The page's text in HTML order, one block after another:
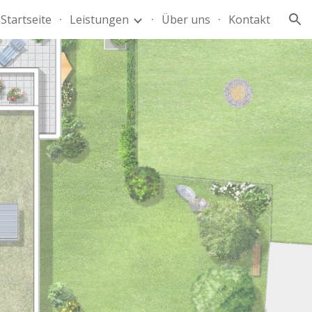
Startseite Leistungen Über uns Kontakt